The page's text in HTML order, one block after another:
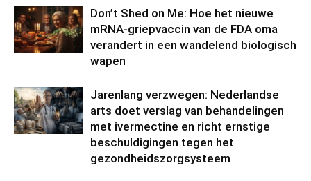
Don’t Shed on Me: Hoe het nieuwe
mRNA-griepvaccin van de FDA oma
verandert in een wandelend biologisch
wapen
Jarenlang verzwegen: Nederlandse
arts doet verslag van behandelingen
met ivermectine en richt ernstige
beschuldigingen tegen het
gezondheidszorgsysteem